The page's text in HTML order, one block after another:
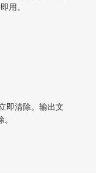
用。
即清除。输出文